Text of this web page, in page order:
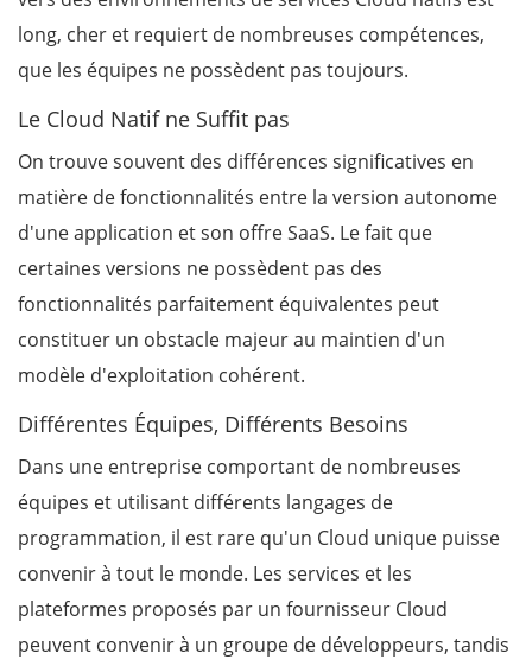
long, cher et requiert de nombreuses compétences,
que les équipes ne possèdent pas toujours.
Le Cloud Natif ne Suffit pas
On trouve souvent des différences significatives en
matière de fonctionnalités entre la version autonome
d'une application et son offre SaaS. Le fait que
certaines versions ne possèdent pas des
fonctionnalités parfaitement équivalentes peut
constituer un obstacle majeur au maintien d'un
modèle d'exploitation cohérent.
Différentes Équipes, Différents Besoins
Dans une entreprise comportant de nombreuses
équipes et utilisant différents langages de
programmation, il est rare qu'un Cloud unique puisse
convenir à tout le monde. Les services et les
plateformes proposés par un fournisseur Cloud
peuvent convenir à un groupe de développeurs, tandis